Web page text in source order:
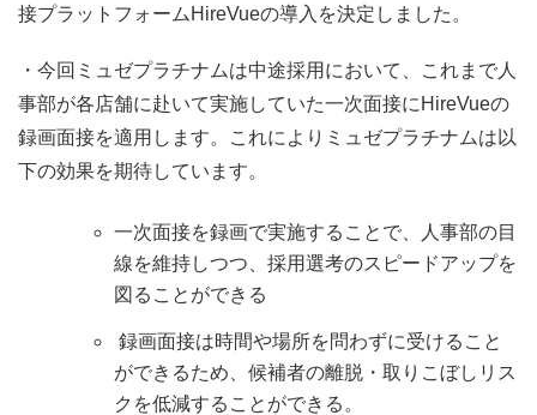
接プラットフォーム HireVueの導入を決定しました。
・今回ミュゼプラチナムは中途採用において、これまで人
事部が各店舗に赴いて実施していた一次面接に HireVueの
録画面接を適用します。これによりミュゼプラチナムは以
下の効果を期待しています。
一次面接を録画で実施することで、人事部の目
線を維持しつつ、採用選考のスピードアップを
図ることができる
録画面接は時間や場所を問わずに受けること
ができるため、候補者の離脱・取りこぼしリス
クを低減することができる。